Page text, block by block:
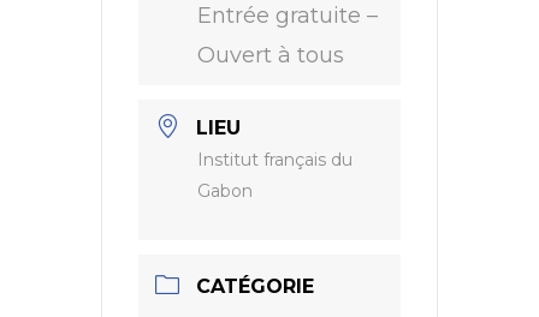
Entrée gratuite –
Ouvert à tous
LIEU
Institut français du
Gabon
CATÉGORIE